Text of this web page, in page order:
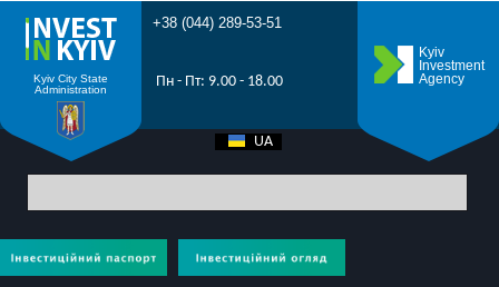
Kyiv City State
Administration
+38 (044) 289-53-51
Пн - Пт: 9.00 - 18.00
Kyiv
Investment
Agency
UA
Головна> Стати інвестором